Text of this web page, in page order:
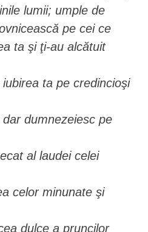
lumii; umple de
pe cei ce
ta şi ţi-au alcătuit
ta pe credincioşi
dumnezeiesc pe
al laudei celei
celor minunate şi
dulce a pruncilor